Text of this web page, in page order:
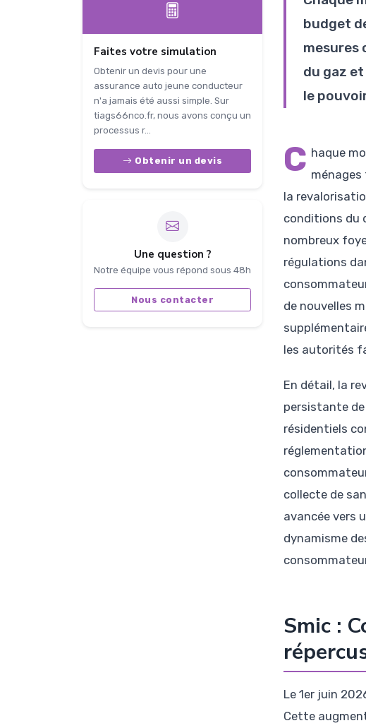
Faites votre simulation
Obtenir un devis pour une
assurance auto jeune conducteur
n'a jamais été aussi simple. Sur
tiags66nco.fr, nous avons conçu un
processus r...
Obtenir un devis
Une question ?
Notre équipe vous répond sous 48h
Nous contacter
budget
mesures
du gaz
le
C haque
la
conditions du
nombreux
régulations
de nouvelles
les autorités
En détail, la
persistante
résidentiels
collecte de
avancée vers
dynamisme
Smic :
Le 1er juin
Cette